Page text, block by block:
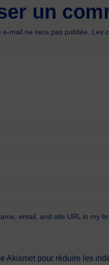
un
e-mail ne sera pas publiée. Les
email, and site URL in my
Akismet pour réduire les